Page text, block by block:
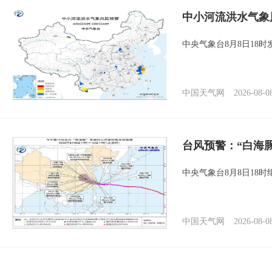
中小河流洪水气
中央气象台8月8日18时
中国天气网 2026-08-
台风预警：“白海
中央气象台8月8日18时
中国天气网 2026-08-